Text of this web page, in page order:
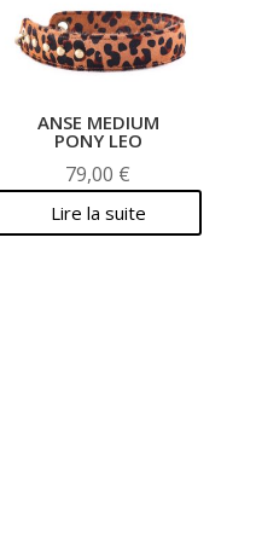
ANSE MEDIUM
PONY LEO
79,00 €
Lire la suite